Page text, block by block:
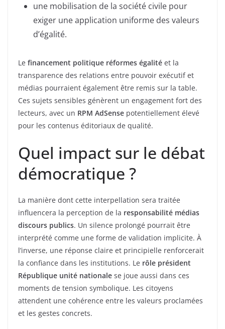
une mobilisation de la société civile pour
exiger une application uniforme des valeurs
d’égalité.
Le financement politique réformes égalité et la
transparence des relations entre pouvoir exécutif et
médias pourraient également être remis sur la table.
Ces sujets sensibles génèrent un engagement fort des
lecteurs, avec un RPM AdSense potentiellement élevé
pour les contenus éditoriaux de qualité.
Quel impact sur le débat
démocratique ?
La manière dont cette interpellation sera traitée
influencera la perception de la responsabilité médias
discours publics. Un silence prolongé pourrait être
interprété comme une forme de validation implicite. À
l’inverse, une réponse claire et principielle renforcerait
la confiance dans les institutions. Le rôle président
République unité nationale se joue aussi dans ces
moments de tension symbolique. Les citoyens
attendent une cohérence entre les valeurs proclamées
et les gestes concrets.